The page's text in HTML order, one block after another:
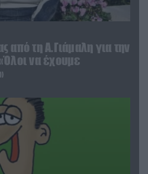
από τη Α.Γιάμαλη για την
να έχουμε